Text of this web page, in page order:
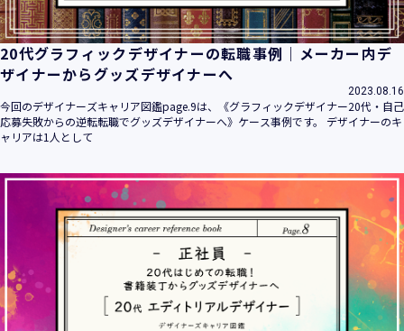
20代グラフィックデザイナーの転職事例｜メーカー内デ
ザイナーからグッズデザイナーへ
2023.08.16
今回のデザイナーズキャリア図鑑page.9は、《グラフィックデザイナー20代・自己
応募失敗からの逆転転職でグッズデザイナーへ》ケース事例です。 デザイナーのキ
ャリアは1人として